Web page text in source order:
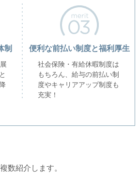
制 便利な前払い制度と福利厚生
社会保険・有給休暇制度は
もちろん、給与の前払い制
度やキャリアアップ制度も
充実！
数紹介します。